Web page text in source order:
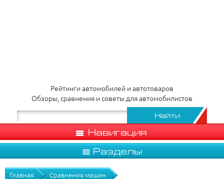
Рейтинги автомобилей и автотоваров
Обзоры, сравнения и советы для автомобилистов
Навигация
Разделы
Главная Сравнения машин